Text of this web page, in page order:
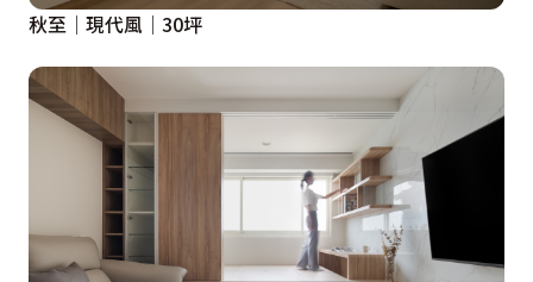
秋至│現代風│30坪